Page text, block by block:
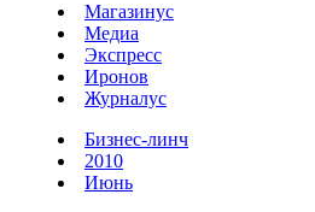
Магазинус
Медиа
Экспресс
Иронов
Журналус
Бизнес-линч
2010
Июнь